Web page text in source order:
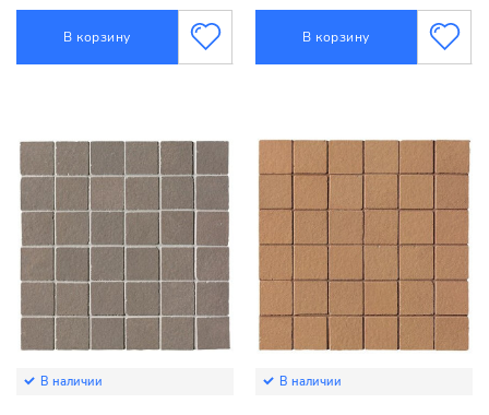
В корзину В корзину
В наличии В наличии